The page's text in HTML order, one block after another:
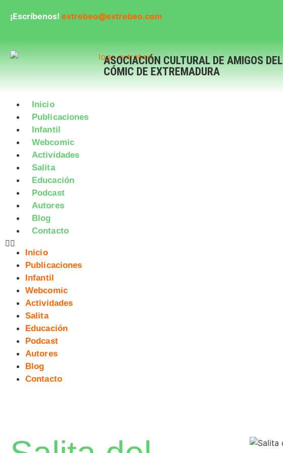
¡Escríbenos! extrebeo@extrebeo.com
ASOCIACIÓN CULTURAL DE AMIGOS DEL
CÓMIC DE EXTREMADURA
Inicio
Publicaciones
Infantil
Webcomic
Actividades
Salita
Educación
Podcast
Autores
Blog
Contacto
Inicio
Publicaciones
Infantil
Webcomic
Actividades
Salita
Educación
Podcast
Autores
Blog
Contacto